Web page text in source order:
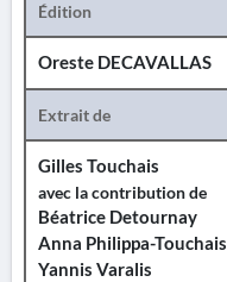
Édition
Oreste DECAVALLAS
Extrait de
Gilles Touchais
avec la contribution de
Béatrice Detournay
Anna Philippa-Touchais
Yannis Varalis